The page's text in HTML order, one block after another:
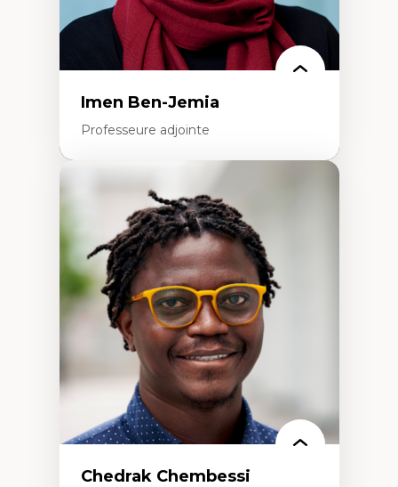
Imen Ben-Jemia
Professeure adjointe
Expertises
Discours sur la ville et représentations
Mosquées, formes et usages au Canada
Reconnaissance et représentations des
communautés immigrantes dans l'espace
urbain
Design architectural et urbain
Patrimoine et patrimonialisation
Études postcoloniales et décolonisation des
savoirs
Chedrak Chembessi